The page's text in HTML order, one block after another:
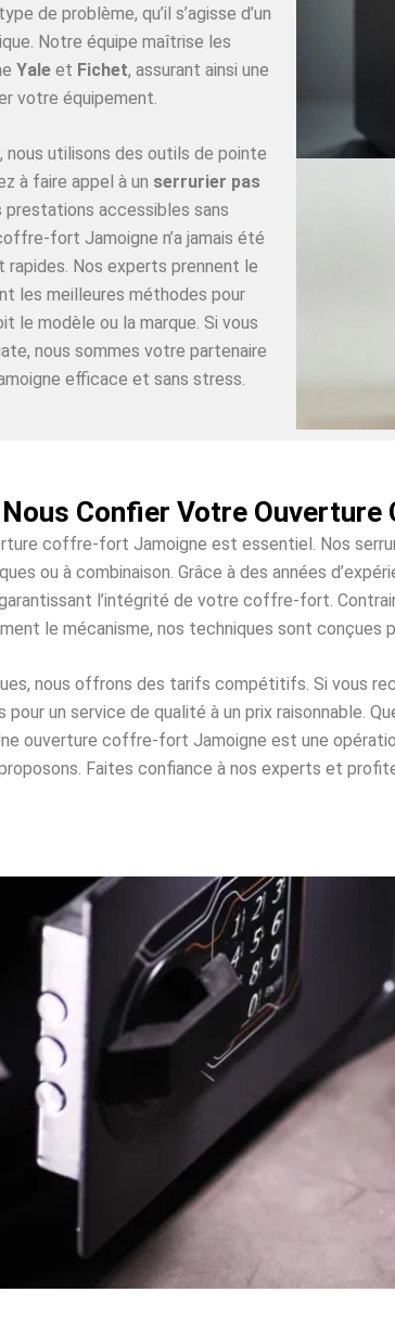
de problème, qu’il s’agisse d’un
Notre équipe maîtrise les
Yaleet Fichet, assurant ainsi une
votre équipement.
utilisons des outils de pointe
à faire appel à un serrurier pas
accessibles sans
fort Jamoigne n’a jamais été
Nos experts prennent le
les meilleures méthodes pour
modèle ou la marque. Si vous
nous sommes votre partenaire
efficace et sans stress.
Confier Votre
coffre-fort Jamoigne est essentiel. Nos
ou à combinaison. Grâce à des années
l’intégrité de votre coffre-fort.
le mécanisme, nos techniques sont conçues
nous offrons des tarifs compétitifs. Si vous
un service de qualité à un prix raisonnable.
ouverture coffre-fort Jamoigne est une
Faites confiance à nos experts et